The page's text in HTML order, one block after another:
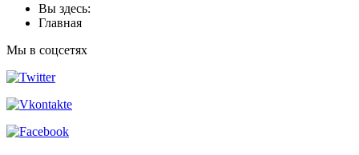
Вы здесь:
Главная
Мы в соцсетях